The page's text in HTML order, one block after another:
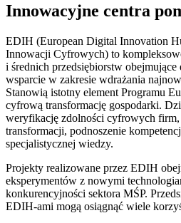
Innowacyjne centra
EDIH (European Digital Innovation
Innowacji Cyfrowych) to
i średnich przedsiębiorstw
wsparcie w zakresie wdrażania
Stanowią istotny element Programu
cyfrową transformację gospodarki.
weryfikację zdolności cyfrowych
transformacji, podnoszenie
specjalistycznej wiedzy.
Projekty realizowane przez EDIH
eksperymentów z nowymi
konkurencyjności sektora MŚP.
EDIH-ami mogą osiągnąć wiele